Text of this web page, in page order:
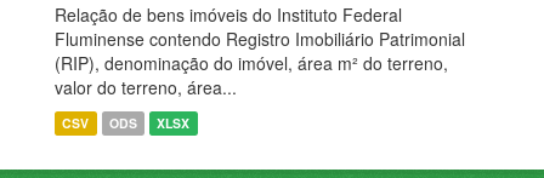
Relação de bens imóveis do Instituto Federal
Fluminense contendo Registro Imobiliário Patrimonial
(RIP), denominação do imóvel, área m² do terreno,
valor do terreno, área...
CSV ODS XLSX